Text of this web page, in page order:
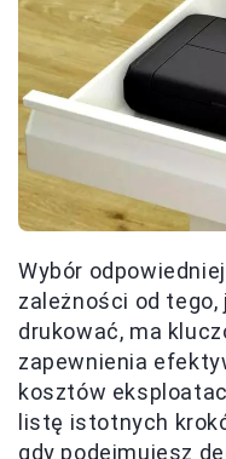
Wybór
zależności od
drukować, ma
zapewnienia
kosztów
listę istotnych
gdy podejmujesz